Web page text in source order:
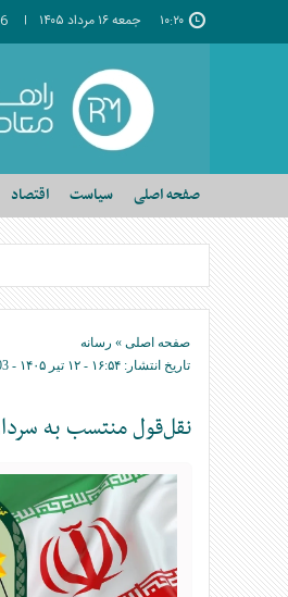
۱۰:۲۰ جمعه ۱۶ مرداد ۱۴۰۵
صفحه اصلی سیاست اقتصاد
صفحه اصلی » رسانه
تاریخ انتشار: ۱۶:۵۴ - ۱۲ تير ۱۴۰۵ -
نقل‌قول منتسب به